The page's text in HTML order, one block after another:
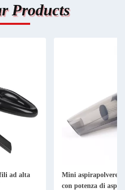
Products
fili ad alta
Mini aspirapolvere
con potenza di